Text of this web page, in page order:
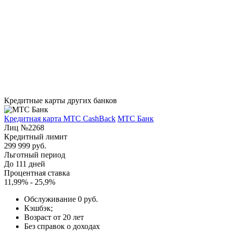
Кредитные карты других банков
Кредитная карта МТС CashBack МТС Банк
Лиц №2268
Кредитный лимит
299 999 руб.
Льготный период
До 111 дней
Процентная ставка
11,99% - 25,9%
Обслуживание 0 руб.
Кэшбэк;
Возраст от 20 лет
Без справок о доходах